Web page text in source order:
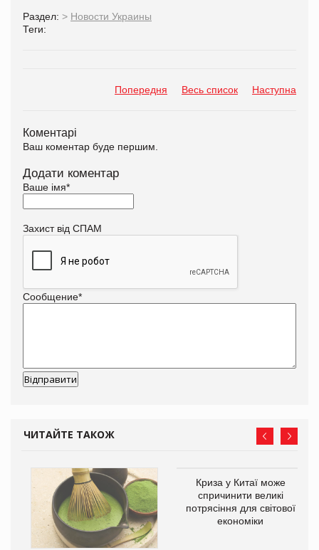
Раздел: > Новости Украины
Теги:
Попередня Весь список Наступна
Коментарі
Ваш коментар буде першим.
Додати коментар
Ваше імя*
Захист від СПАМ
Сообщение*
ЧИТАЙТЕ ТАКОЖ
Криза у Китаї може
спричинити великі
потрясіння для світової
економіки